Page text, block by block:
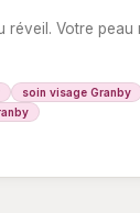
réveil. Votre peau
soin visage Granby